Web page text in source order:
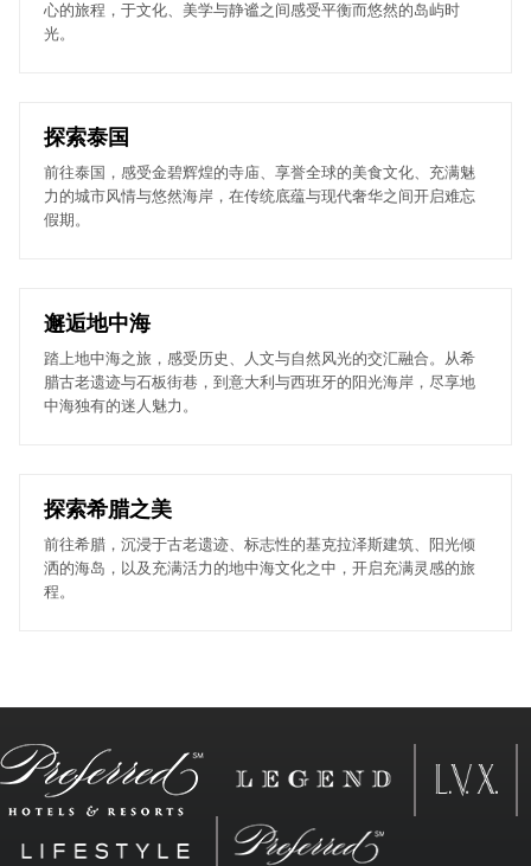
心的旅程，于文化、美学与静谧之间感受平衡而悠然的岛屿时
光。
探索泰国
前往泰国，感受金碧辉煌的寺庙、享誉全球的美食文化、充满魅
力的城市风情与悠然海岸，在传统底蕴与现代奢华之间开启难忘
假期。
邂逅地中海
踏上地中海之旅，感受历史、人文与自然风光的交汇融合。从希
腊古老遗迹与石板街巷，到意大利与西班牙的阳光海岸，尽享地
中海独有的迷人魅力。
探索希腊之美
前往希腊，沉浸于古老遗迹、标志性的基克拉泽斯建筑、阳光倾
洒的海岛，以及充满活力的地中海文化之中，开启充满灵感的旅
程。